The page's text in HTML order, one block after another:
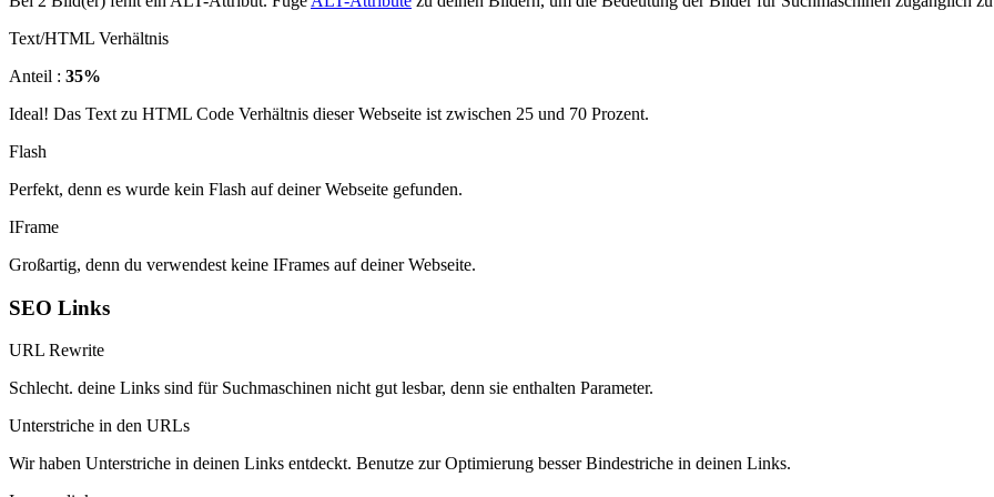
Text/HTML Verhältnis
Anteil : 35%
Ideal! Das Text zu HTML Code Verhältnis dieser Webseite ist zwischen 25 und 70 Prozent.
Flash
Perfekt, denn es wurde kein Flash auf deiner Webseite gefunden.
IFrame
Großartig, denn du verwendest keine IFrames auf deiner Webseite.
SEO Links
URL Rewrite
Schlecht. deine Links sind für Suchmaschinen nicht gut lesbar, denn sie enthalten Parameter.
Unterstriche in den URLs
Wir haben Unterstriche in deinen Links entdeckt. Benutze zur Optimierung besser Bindestriche in deinen Links.